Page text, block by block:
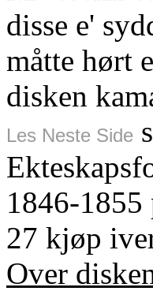
disse e'
måtte hørt
disken
Les Neste Side
1846-1855
27 kjøp
Over